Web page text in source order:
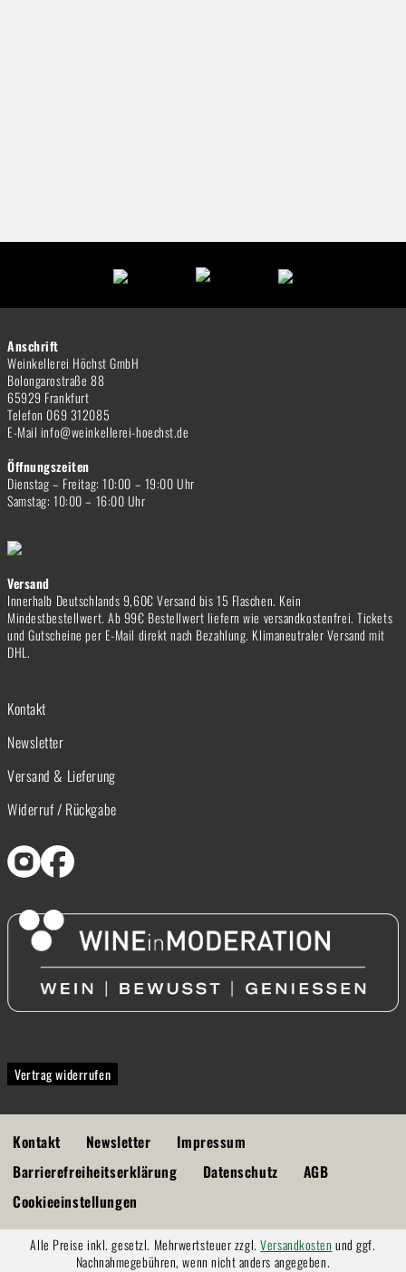
Anschrift
Weinkellerei Höchst GmbH
Bolongarostraße 88
65929 Frankfurt
Telefon 069 312085
E-Mail info@weinkellerei-hoechst.de
Öffnungszeiten
Dienstag – Freitag: 10:00 – 19:00 Uhr
Samstag: 10:00 – 16:00 Uhr
Versand
Innerhalb Deutschlands 9,60€ Versand bis 15 Flaschen. Kein
Mindestbestellwert. Ab 99€ Bestellwert liefern wie versandkostenfrei. Tickets
und Gutscheine per E-Mail direkt nach Bezahlung. Klimaneutraler Versand mit
DHL.
Kontakt
Newsletter
Versand & Lieferung
Widerruf / Rückgabe
Vertrag widerrufen
Kontakt Newsletter
Impressum
Barrierefreiheitserklärung
Datenschutz
AGB
Cookieeinstellungen
Alle Preise inkl. gesetzl. Mehrwertsteuer zzgl.Versandkosten und ggf.
Nachnahmegebühren, wenn nicht anders angegeben.